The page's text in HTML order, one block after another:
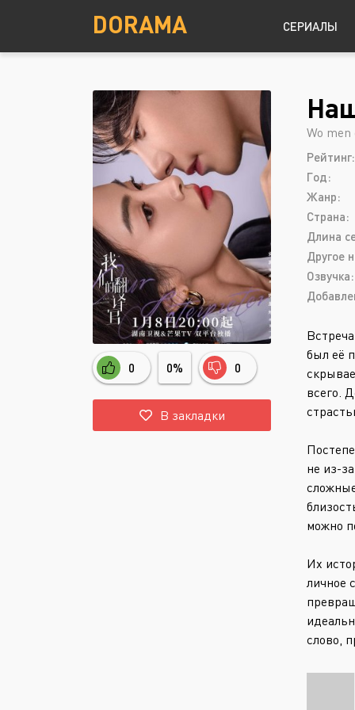
DORAMA СЕРИАЛЫ
Детектив
Драма
Комедия
Криминал
Мелодрама
Южная Корея
0 0% 0
В закладки
Wo men
Рейтинг:
Год:
Жанр:
Страна:
Длина
Другое
Озвучка:
был её
всего.
не из-
можно
Их
личное
слово,